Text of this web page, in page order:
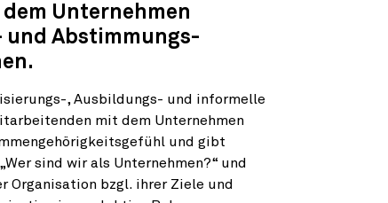
Unternehmen
und Abstimmungs­
, Ausbildungs- und informelle
mit dem Unternehmen
und gibt
sind wir als Unternehmen?“ und
Organisation bzgl. ihrer Ziele und